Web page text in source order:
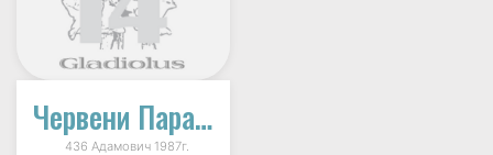
Червени Парафил
436 Адамович 1987г.